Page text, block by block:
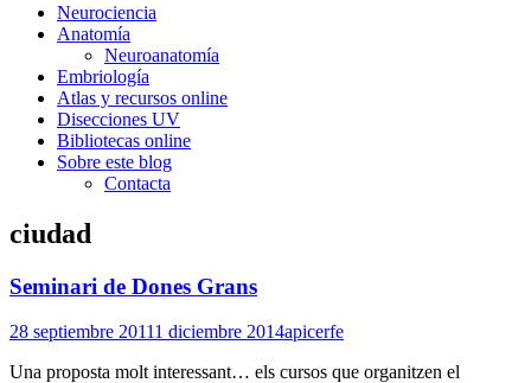
Neurociencia
Anatomía
Neuroanatomía
Embriología
Atlas y recursos online
Disecciones UV
Bibliotecas online
Sobre este blog
Contacta
ciudad
Seminari de Dones Grans
28 septiembre 20111 diciembre 2014apicerfe
Una proposta molt interessant… els cursos que organitzen el